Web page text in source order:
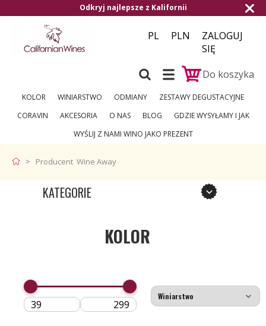
Odkryj najlepsze z Kalifornii
PL PLN
ZALOGUJ
SIĘ
Do koszyka
KOLOR WINIARSTWO ODMIANY
ZESTAWY DEGUSTACYJNE
CORAVIN
AKCESORIA O NAS BLOG
GDZIE WYSYŁAMY I JAK
WYŚLIJ Z NAMI WINO JAKO PREZENT
Producent Wine Away
KATEGORIE
KOLOR